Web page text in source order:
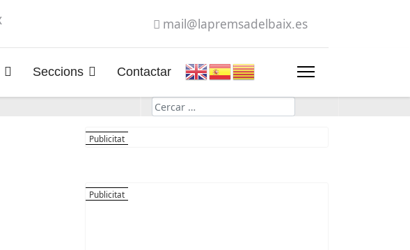
mail@lapremsadelbaix.es
Seccions Contactar
Cerca